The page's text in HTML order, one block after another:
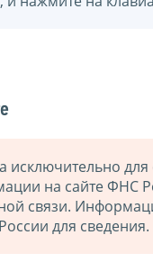
исключительно
на сайте ФНС
связи.
для сведения.